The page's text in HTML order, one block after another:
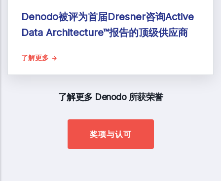
Denodo被评为首届Dresner咨询Active
Data Architecture™报告的顶级供应商
了解更多
了解更多 Denodo 所获荣誉
奖项与认可